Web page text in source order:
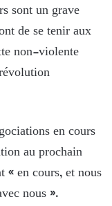
sont un grave
de se tenir aux
non-violente
en cours
au prochain
« en cours, et nous
nous ».